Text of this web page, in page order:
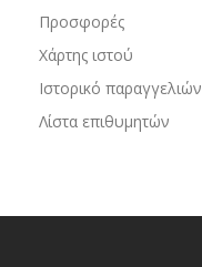
Προσφορές
Χάρτης ιστού
Ιστορικό παραγγελιών
Λίστα επιθυμητών